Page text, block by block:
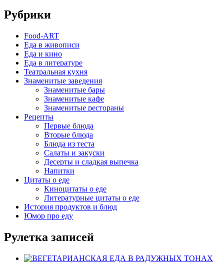
Рубрики
Food-ART
Еда в живописи
Еда и кино
Еда в литературе
Театральная кухня
Знаменитые заведения
Знаменитые бары
Знаменитые кафе
Знаменитые рестораны
Рецепты
Первые блюда
Вторые блюда
Блюда из теста
Салаты и закуски
Десерты и сладкая выпечка
Напитки
Цитаты о еде
Киноцитаты о еде
Литературные цитаты o еде
История продуктов и блюд
Юмор про еду
Рулетка записей